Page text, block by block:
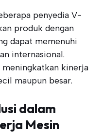
penyedia V-
produk dengan
dapat memenuhi
internasional.
kinerja
maupun besar.
dalam
Mesin